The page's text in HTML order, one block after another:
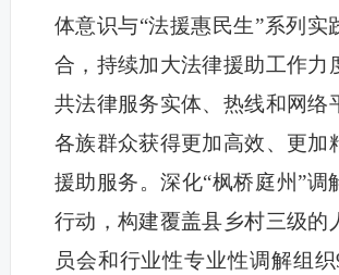
体意识与“法援惠民生”系列实
合，持续加大法律援助工作力
共法律服务实体、热线和网络
各族群众获得更加高效、更加
援助服务。深化“枫桥庭州”调
行动，构建覆盖县乡村三级的
员会和行业性专业性调解组